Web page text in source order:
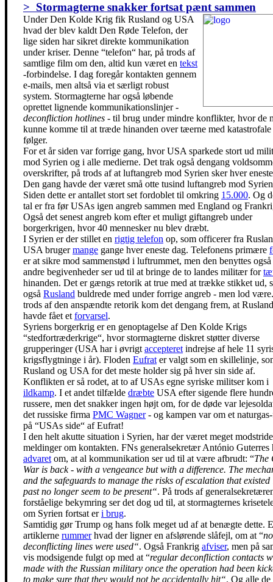
> Stormagterne snakker fortsat pænt sammen
Under Den Kolde Krig fik Rusland og USA
hvad der blev kaldt Den Røde Telefon, der
lige siden har sikret direkte kommunikation
under kriser. Denne “telefon“ har, på trods af
samtlige film om den, altid kun været en tekst
-forbindelse. I dag foregår kontakten gennem
e-mails, men altså via et særligt robust
system. Stormagterne har også løbende
oprettet lignende kommunikationslinjer -
deconfliction hotlines - til brug under mindre konflikter, hvor de
kunne komme til at træde hinanden over tæerne med katastrofale
følger.
For et år siden var forrige gang, hvor USA sparkede stort ud
mod Syrien og i alle medierne. Det trak også dengang
overskrifter, på trods af at luftangreb mod Syrien sker hver
Den gang havde der været små otte tusind luftangreb mod
Siden dette er antallet stort set fordoblet til omkring 15.000. Og
tal er fra før USAs igen angreb sammen med England og
Også det senest angreb kom efter et muligt giftangreb under
borgerkrigen, hvor 40 mennesker nu blev dræbt.
I Syrien er der stillet en rigtig telefon op, som officerer fra
USA brugermange gange hver eneste dag. Telefonens primære
er at sikre mod sammenstød i luftrummet, men den benyttes også
andre begivenheder ser ud til at bringe de to landes militær for
hinanden. Det er gængs retorik at true med at trække stikket ud,
også Rusland buldrede med under forrige angreb - men lod
trods af den anspændte retorik kom det dengang frem, at Rusland
havde fået et forvarsel.
Syriens borgerkrig er en genoptagelse af Den Kolde Krigs
“stedfortræderkrige“, hvor stormagterne diskret støtter diverse
grupperinger (USA har i øvrigt accepteret indrejse af hele 11
krigsflygtninge i år). Floden Eufrat er valgt som en skillelinje,
Rusland og USA for det meste holder sig på hver sin side af.
Konflikten er så rodet, at to af USAs egne syriske militser kom i
ildkamp. I et andet tilfælde dræbte USA efter sigende flere
russere, men det snakker ingen højt om, for de døde var
det russiske firma PMC Wagner- og kampen var om et
på “USAs side“ af Eufrat!
I den helt akutte situation i Syrien, har der været meget
meldinger om kontakten. FNs generalsekretær António Guterres
advaret om, at al kommunikation ser ud til at være afbrudt: “The
War is back - with a vengeance but with a difference. The
and the safeguards to manage the risks of escalation that existed
past no longer seem to be present“. På trods af
forståelige bekymring ser det dog ud til, at stormagternes
om Syrien fortsat eri brug.
Samtidig gør Trump og hans folk meget ud af at benægte dette.
artiklerne rummerhvad der ligner en afslørende slåfejl, om at “
deconflicting lines were used“. Også Frankrig afviser, men på
vis modsigende fulgt op med at “regular deconfliction contacts
made with the Russian military once the operation had been
to make sure that they would not be accidentally hit“. Og alle de